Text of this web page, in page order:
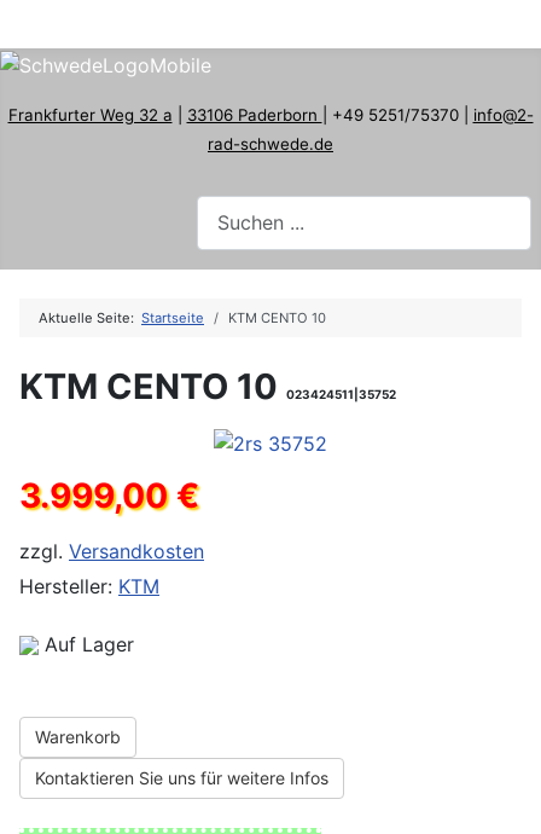
Frankfurter Weg 32 a 33106 Paderborn | +49 5251/75370 | info@2-
rad-schwede.de
Aktuelle Seite: Startseite KTM CENTO 10
KTM CENTO 10 023424511|35752
3.999,00 €
zzgl. Versandkosten
Hersteller: KTM
Auf Lager
Warenkorb
Kontaktieren Sie uns für weitere Infos